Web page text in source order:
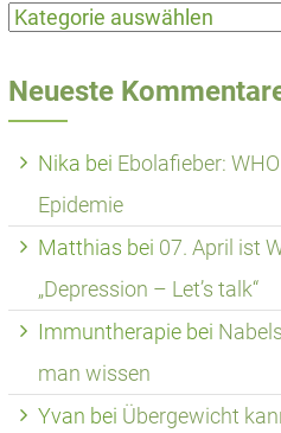
Kategorien
Neueste
Nika bei Ebolafieber:
Epidemie
Matthias bei 07. April ist
„Depression – Let’s talk“
Immuntherapiebei
man wissen
Yvan bei Übergewicht